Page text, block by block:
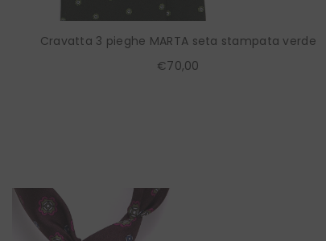
Cravatta 3 pieghe MARTA seta stampata verde
€70,00